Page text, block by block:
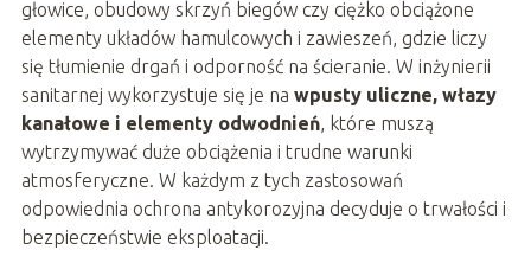
głowice, obudowy skrzyń biegów czy ciężko obciążone
elementy układów hamulcowych i zawieszeń, gdzie liczy
się tłumienie drgań i odporność na ścieranie. W inżynierii
sanitarnej wykorzystuje się je na wpusty uliczne, włazy
kanałowe i elementy odwodnień, które muszą
wytrzymywać duże obciążenia i trudne warunki
atmosferyczne. W każdym z tych zastosowań
odpowiednia ochrona antykorozyjna decyduje o trwałości i
bezpieczeństwie eksploatacji.